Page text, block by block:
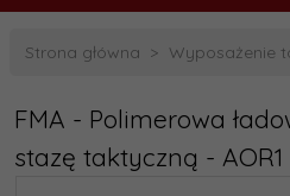
Strona główna Wyposażenie
FMA - Polimerowa
stazę taktyczną - AOR1